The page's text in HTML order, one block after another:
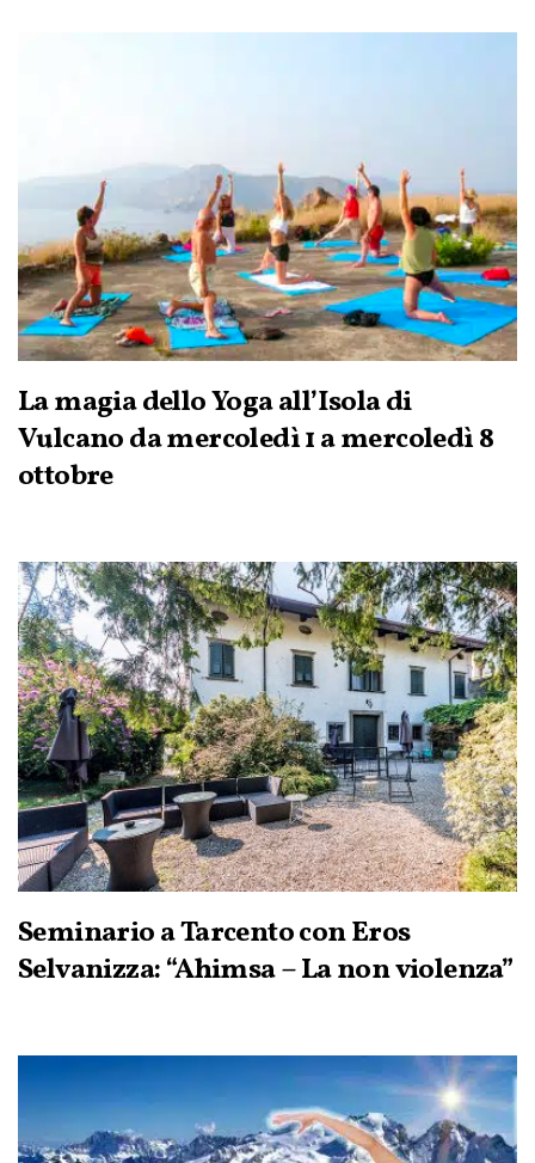
La magia dello Yoga all’Isola di
Vulcano da mercoledì 1 a mercoledì 8
ottobre
Seminario a Tarcento con Eros
Selvanizza: “Ahimsa – La non violenza”